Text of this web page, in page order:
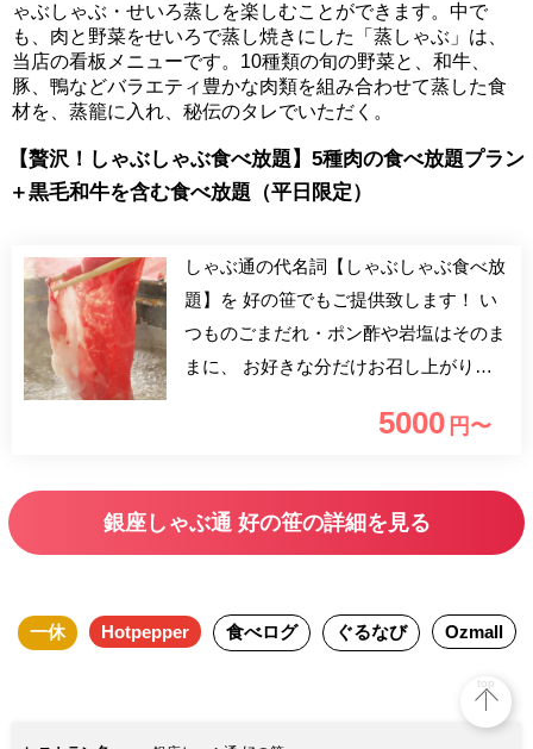
ゃぶしゃぶ・せいろ蒸しを楽しむことができます。中で
も、肉と野菜をせいろで蒸し焼きにした「蒸しゃぶ」は、
当店の看板メニューです。10種類の旬の野菜と、和牛、
豚、鴨などバラエティ豊かな肉類を組み合わせて蒸した食
材を、蒸籠に入れ、秘伝のタレでいただく。
【贅沢！しゃぶしゃぶ食べ放題】5種肉の食べ放題プラン
＋黒毛和牛を含む食べ放題（平日限定）
しゃぶ通の代名詞【しゃぶしゃぶ食べ放
題】を 好の笹でもご提供致します！ い
つものごまだれ・ポン酢や岩塩はそのま
まに、 お好きな分だけお召し上がりく
【人気のお肉5種】 ・黒毛和牛リブロー
のシャーベット】
5000 円〜
銀座しゃぶ通 好の笹の詳細を見る
一休 Hotpepper 食べログ ぐるなび Ozmall
top